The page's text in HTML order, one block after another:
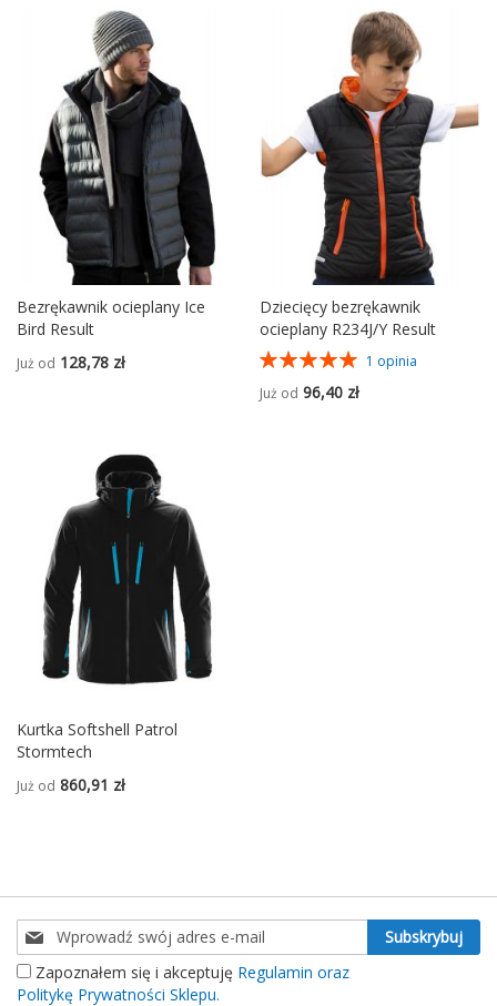
Bezrękawnik ocieplany Ice
Bird Result
Już od 128,78 zł
Dziecięcy bezrękawnik
ocieplany R234J/Y Result
Ocena:
1 opinia
Już od 96,40 zł
Kurtka Softshell Patrol
Stormtech
Już od 860,91 zł
Subskrybuj
nasz
newsletter:
Subskrybuj
Zapoznałem się i akceptuję Regulamin oraz
Politykę Prywatności Sklepu.